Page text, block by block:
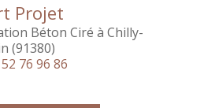
Projet
Béton Ciré à Chilly-
(91380)
76 96 86